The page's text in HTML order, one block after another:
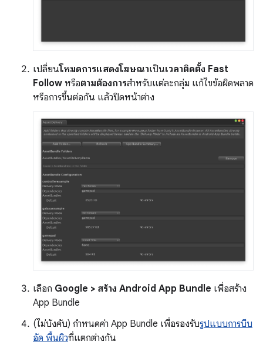
เปลี่ยนโหมดการแสดงโฆษณาเป็นเวลาติดตั้ง Fast
Follow หรือตามต้องการสำหรับแต่ละกลุ่ม แก้ไขข้อผิดพลาด
หรือการขึ้นต่อกัน แล้วปิดหน้าต่าง
เลือก Google > สร้าง Android App Bundle เพื่อสร้าง
App Bundle
(ไม่บังคับ) กำหนดค่า App Bundle เพื่อรองรับรูปแบบการบีบ
อัด พื้นผิวที่แตกต่างกัน